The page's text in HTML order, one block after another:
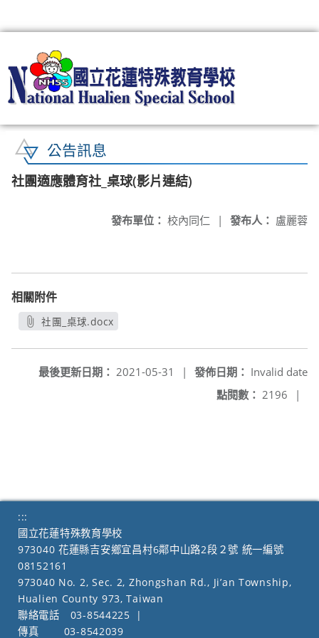
公告訊息
社團適應體育社_桌球(影片連結)
發布人： 盧麗蓉
發布單位： 校內同仁 |
相關附件
社團_桌球.docx
發佈日期： Invalid date
最後更新日期： 2021-05-31
|
點閱數： 2196 |
:::
國立花蓮特殊教育學校
973040 花蓮縣吉安鄉宜昌村6鄰中山路2段２號 統一編號
08152161
973040 No. 2, Sec. 2, Zhongshan Rd., Ji’an Township,
Hualien County 973, Taiwan
聯絡電話
03-8544225
|
傳真
03-8542039